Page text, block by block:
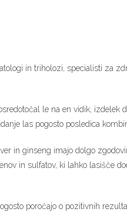
in triholozi, specialisti za
le na en vidik, izdelek
las pogosto posledica
in ginseng imajo dolgo
in sulfatov, ki lahko lasišče
poročajo o pozitivnih